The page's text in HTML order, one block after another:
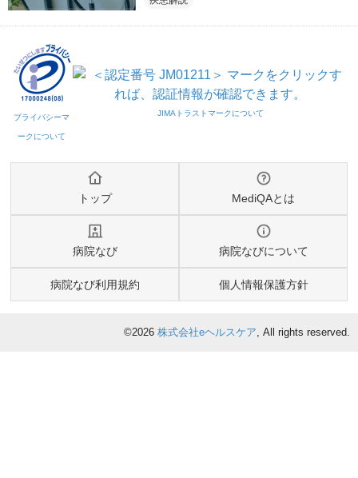
トップ MediQAとは
病院なび 病院なびについて
病院なび利用規約 個人情報保護方針
©2026 株式会社eヘルスケア, All rights reserved.